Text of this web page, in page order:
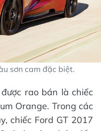
sơn cam đặc biệt.
rao bán là chiếc
Orange. Trong các
chiếc Ford GT 2017